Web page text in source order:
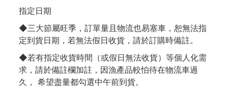
指定日期
◆三大節屬旺季，訂單量且物流也易塞車，恕無法指
定到貨日期，若無法假日收貨，請於訂購時備註。
◆若有指定收貨時間（或假日無法收貨）等個人化需
求，請於備註欄加註，因漁產品較怕待在物流車過
久， 希望盡量都勾選中午前到貨。